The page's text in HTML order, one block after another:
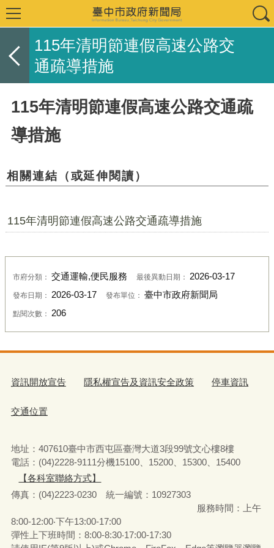
115年清明節連假高速公路交
通疏導措施
115年清明節連假高速公路交通疏
導措施
相關連結（或延伸閱讀）
115年清明節連假高速公路交通疏導措施
市府分類： 交通運輸,便民服務 最後異動日期： 2026-03-17
發布日期： 2026-03-17 發布單位： 臺中市政府新聞局
點閱次數： 206
資訊開放宣告 隱私權宣告及資訊安全政策 停車資訊
交通位置
地址：407610臺中市西屯區臺灣大道3段99號文心樓8樓
電話：(04)2228-9111分機15100、15200、15300、15400
【各科室聯絡方式】
傳真：(04)2223-0230 統一編號 ： 10927303
服務時間：上午
8:00-12:00‧下午13:00-17:00
彈性上下班時間：8:00-8:30‧17:00-17:30